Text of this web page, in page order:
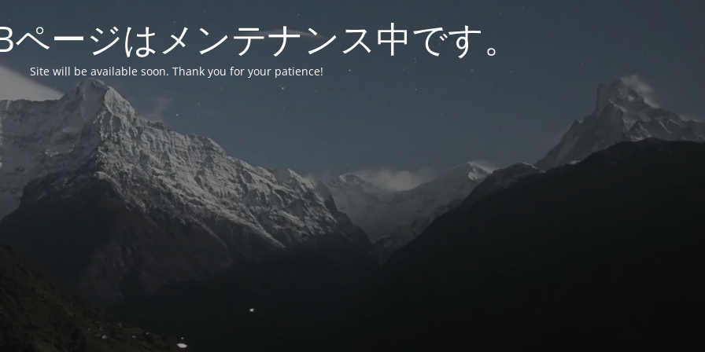
ページはメンテナンス中です。
Site will be available soon. Thank you for your patience!